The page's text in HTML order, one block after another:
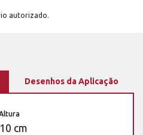
autorizado.
Desenhos da Aplicação
cm